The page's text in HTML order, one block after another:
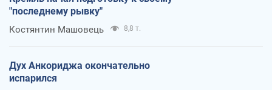
"последнему рывку"
Костянтин Машовець 8,8 т.
Дух Анкориджа окончательно
испарился